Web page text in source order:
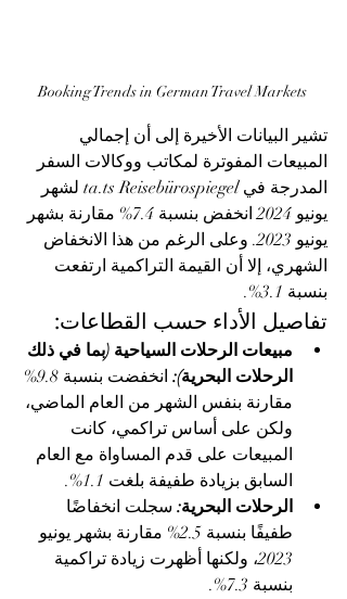
Booking Trends in German Travel Markets
تشير البيانات الأخيرة إلى أن إجمالي
المبيعات المفوترة لمكاتب ووكالات السفر
المدرجة في ta.ts Reisebürospiegel لشهر
يونيو 2024 انخفض بنسبة 7.4% مقارنة بشهر
يونيو 2023. وعلى الرغم من هذا الانخفاض
الشهري، إلا أن القيمة التراكمية ارتفعت
بنسبة 3.1%.
تفاصيل الأداء حسب القطاعات:
مبيعات الرحلات السياحية (بما في ذلك
الرحلات البحرية):
انخفضت بنسبة 9.8%
مقارنة بنفس الشهر من العام الماضي،
ولكن على أساس تراكمي، كانت
المبيعات على قدم المساواة مع العام
السابق بزيادة طفيفة بلغت 1.1%.
الرحلات البحرية: سجلت انخفاضًا
طفيفًا بنسبة 2.5% مقارنة بشهر يونيو
2023، ولكنها أظهرت زيادة تراكمية
بنسبة 7.3%.